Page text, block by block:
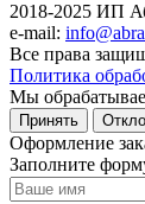
2018-2025 ИП
e-mail:
Все права
Политика
Мы
Принять
Оформление
Заполните